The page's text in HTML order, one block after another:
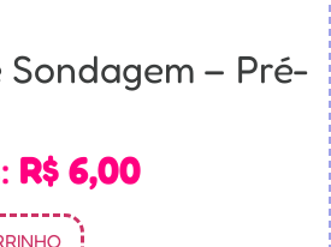
– Pré-
R$ 6,00